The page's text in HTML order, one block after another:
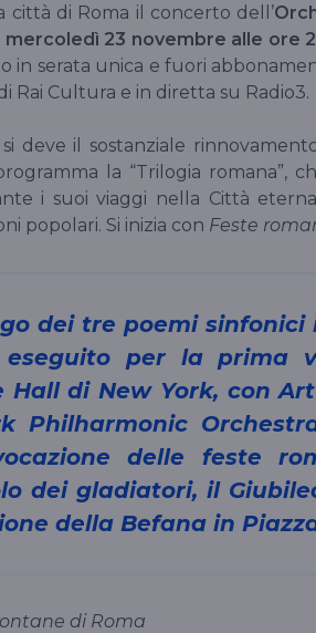
città di Roma il concerto dell’
mercoledì 23 novembre alle ore
in serata unica e fuori
Rai Cultura e in diretta su Radio3.
si deve il sostanziale
la “Trilogia romana”,
i suoi viaggi nella Città
popolari. Si inizia con Feste
eseguito per la prima
Hall di New York, con
Philharmonic
delle feste
dei gladiatori, il
della Befana in
di Roma